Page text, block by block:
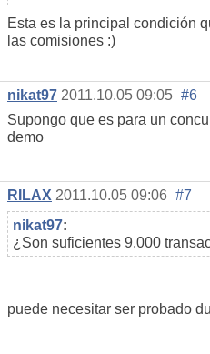
Esta es la principal condición
las comisiones :)
nikat97 2011.10.05 09:05 #6
Supongo que es para un
demo
RILAX 2011.10.05 09:06 #7
nikat97:
¿Son suficientes 9.000
puede necesitar ser probado